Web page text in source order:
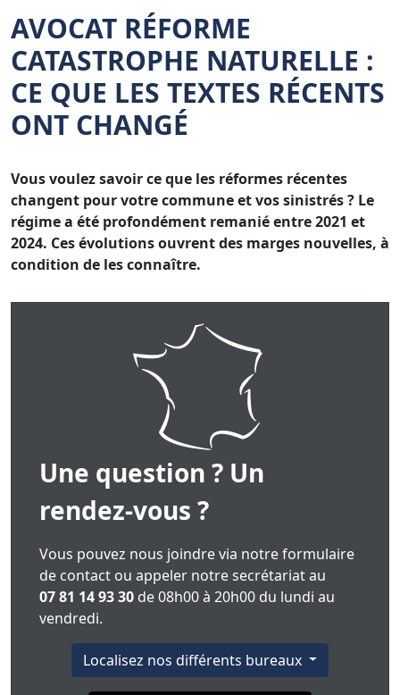
AVOCAT RÉFORME
CATASTROPHE NATURELLE :
CE QUE LES TEXTES RÉCENTS
ONT CHANGÉ
Vous voulez savoir ce que les réformes récentes
changent pour votre commune et vos sinistrés ? Le
régime a été profondément remanié entre 2021 et
2024. Ces évolutions ouvrent des marges nouvelles, à
condition de les connaître.
Une question ? Un
rendez-vous ?
Vous pouvez nous joindre via notre formulaire
de contact ou appeler notre secrétariat au
07 81 14 93 30 de 08h00 à 20h00 du lundi au
vendredi.
Localisez nos différents bureaux